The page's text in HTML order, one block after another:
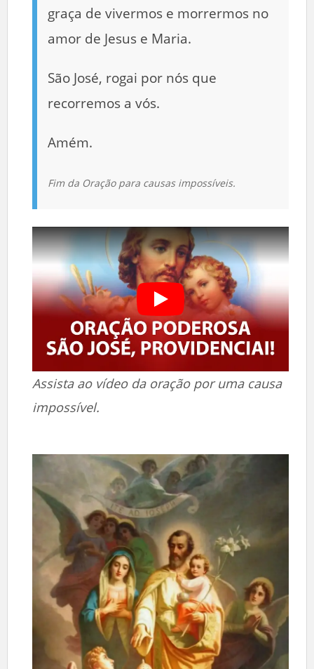
graça de vivermos e morrermos no
amor de Jesus e Maria.
São José, rogai por nós que
recorremos a vós.
Amém.
Fim da Oração para causas impossíveis.
Assista ao vídeo da oração por uma causa
impossível.